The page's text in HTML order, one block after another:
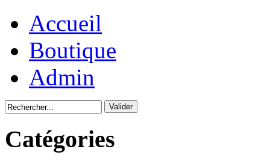
Accueil
Boutique
Admin
Catégories